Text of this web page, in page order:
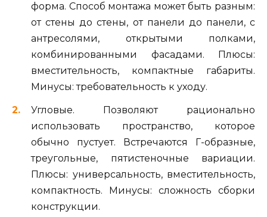
форма. Способ монтажа может быть разным:
от стены до стены, от панели до панели, с
антресолями, открытыми полками,
комбинированными фасадами. Плюсы:
вместительность, компактные габариты.
Минусы: требовательность к уходу.
Угловые. Позволяют рационально
использовать пространство, которое
обычно пустует. Встречаются Г-образные,
треугольные, пятистеночные вариации.
Плюсы: универсальность, вместительность,
компактность. Минусы: сложность сборки
конструкции.